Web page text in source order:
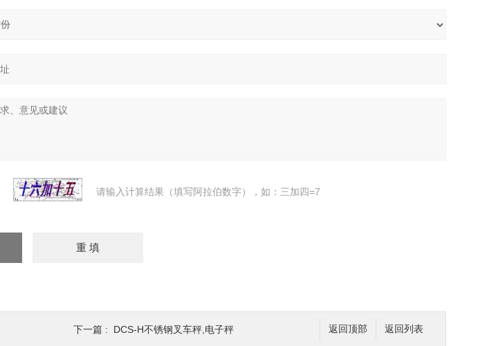
请输入计算结果（填写阿拉伯数字），如：三加四=7
返回列表
返回顶部
下一篇 : DCS-H不锈钢叉车秤,电子秤